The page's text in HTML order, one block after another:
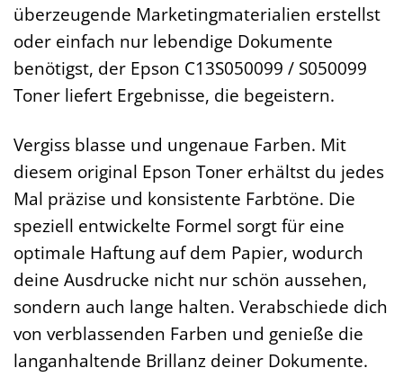
überzeugende Marketingmaterialien erstellst
oder einfach nur lebendige Dokumente
benötigst, der Epson C13S050099 / S050099
Toner liefert Ergebnisse, die begeistern.
Vergiss blasse und ungenaue Farben. Mit
diesem original Epson Toner erhältst du jedes
Mal präzise und konsistente Farbtöne. Die
speziell entwickelte Formel sorgt für eine
optimale Haftung auf dem Papier, wodurch
deine Ausdrucke nicht nur schön aussehen,
sondern auch lange halten. Verabschiede dich
von verblassenden Farben und genieße die
langanhaltende Brillanz deiner Dokumente.